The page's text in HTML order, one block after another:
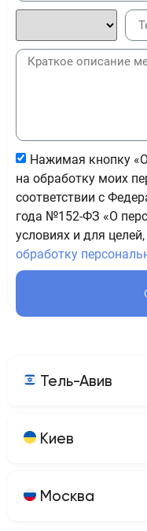
Нажимая кнопку
на обработку моих
соответствии с
года №152-ФЗ «О
условиях и для
обработку
Тель-Авив
Киев
Москва